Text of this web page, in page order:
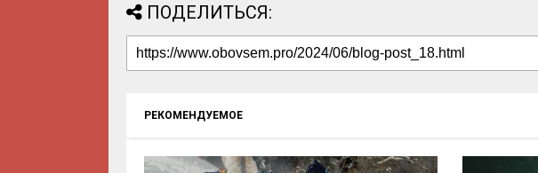
ПОДЕЛИТЬСЯ:
РЕКОМЕНДУЕМОЕ